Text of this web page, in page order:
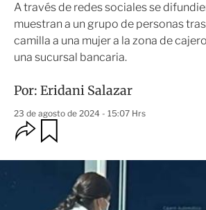
A través de redes sociales se
muestran a un grupo de personas
camilla a una mujer a la zona de
una sucursal bancaria.
Por: Eridani Salazar
23 de agosto de 2024 - 15:07 Hrs
O
p
i
r
r